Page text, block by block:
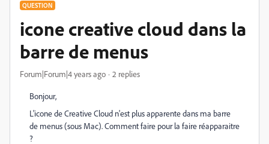
QUESTION
icone creative cloud dans la
barre de menus
Forum|Forum|4 years ago 2 replies
Bonjour,
L'icone de Creative Cloud n'est plus apparente dans ma barre
de menus (sous Mac). Comment faire pour la faire réapparaitre
?